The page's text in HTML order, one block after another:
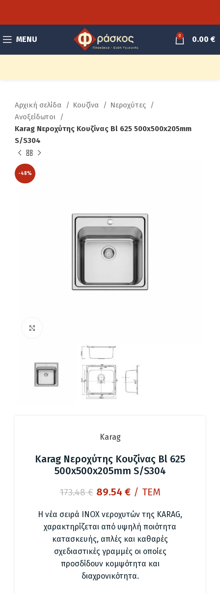
MENU 0 0.00€
Αρχική σελίδα Κουζίνα
Νεροχύτες
Ανοξείδωτοι
Karag Νεροχύτης Κουζίνας Bl 625 500x500x205mm
S/S304
-48%
Karag
Karag Νεροχύτης Κουζίνας Bl 625
500x500x205mm S/S304
173.48€ Original
was:
173.48 €.
89.54 €Η
τιμή
είναι:
89.54 €.
/ ΤΕΜ
Η νέα σειρά INOX νεροχυτών της KARAG,
χαρακτηρίζεται από υψηλή ποιότητα
κατασκευής, απλές και καθαρές
σχεδιαστικές γραμμές οι οποίες
προσδίδουν κομψότητα και
διαχρονικότητα.